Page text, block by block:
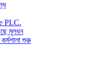
PLC.
মূলধন
শুরু